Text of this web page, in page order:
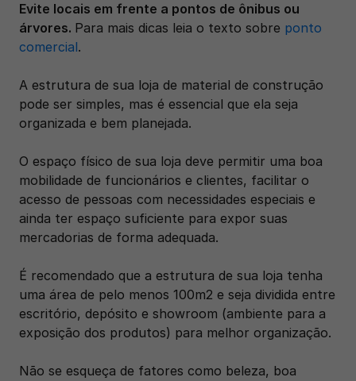
Evite locais em frente a pontos de ônibus ou
árvores. Para mais dicas leia o texto sobre ponto
comercial.
A estrutura de sua loja de material de construção
pode ser simples, mas é essencial que ela seja
organizada e bem planejada.
O espaço físico de sua loja deve permitir uma boa
mobilidade de funcionários e clientes, facilitar o
acesso de pessoas com necessidades especiais e
ainda ter espaço suficiente para expor suas
mercadorias de forma adequada.
É recomendado que a estrutura de sua loja tenha
uma área de pelo menos 100m2 e seja dividida entre
escritório, depósito e showroom (ambiente para a
exposição dos produtos) para melhor organização.
Não se esqueça de fatores como beleza, boa